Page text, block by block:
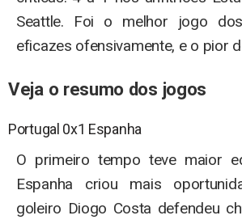
Seattle. Foi o melhor jogo
eficazes ofensivamente, e o pior
Veja o resumo dos jogos
Portugal 0x1 Espanha
O primeiro tempo teve maior
Espanha criou mais
goleiro Diogo Costa defendeu